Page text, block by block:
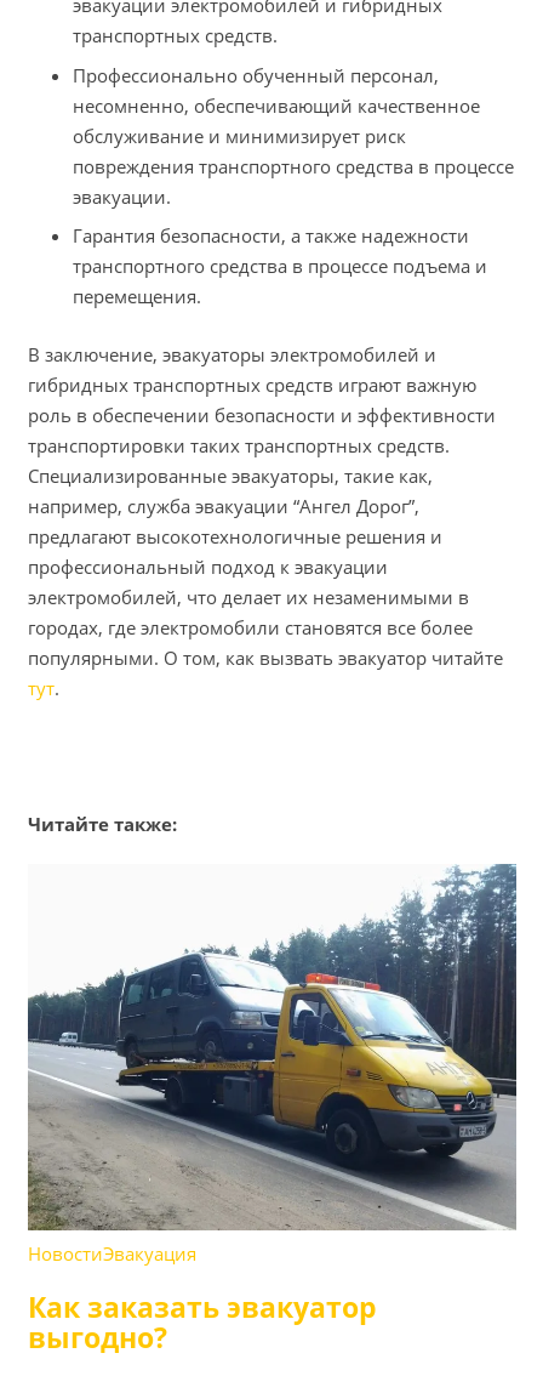
эвакуации электромобилей и гибридных
транспортных средств.
Профессионально обученный персонал,
несомненно, обеспечивающий качественное
обслуживание и минимизирует риск
повреждения транспортного средства в процессе
эвакуации.
Гарантия безопасности, а также надежности
транспортного средства в процессе подъема и
перемещения.
В заключение, эвакуаторы электромобилей и
гибридных транспортных средств играют важную
роль в обеспечении безопасности и эффективности
транспортировки таких транспортных средств.
Специализированные эвакуаторы, такие как,
например, служба эвакуации “Ангел Дорог”,
предлагают высокотехнологичные решения и
профессиональный подход к эвакуации
электромобилей, что делает их незаменимыми в
городах, где электромобили становятся все более
популярными. О том, как вызвать эвакуатор читайте
тут.
Читайте также:
НовостиЭвакуация
Как заказать эвакуатор
выгодно?